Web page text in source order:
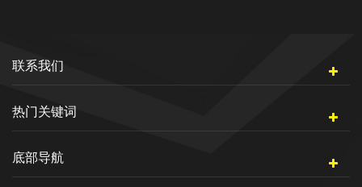
联系我们
热门关键词
底部导航